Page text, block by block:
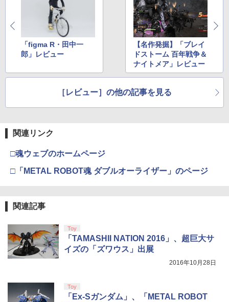
「figma R・田中一
郎」レビュー
【名作発掘】「ブレイ
ドストーム 百年戦争＆
ナイトメア」レビュー
［レビュー］の他の記事を見る
関連リンク
□魂ウェブのホームページ
□「METAL ROBOT魂 ダブルオーライザー」のページ
関連記事
Toy
「TAMASHII NATION 2016」、超巨大サ
イズの「ズワウス」出展
2016年10月28日
Toy
「Ex-Sガンダム」、「METAL ROBOT